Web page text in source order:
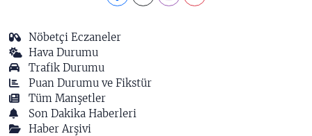
Nöbetçi Eczaneler
Hava Durumu
Trafik Durumu
Puan Durumu ve Fikstür
Tüm Manşetler
Son Dakika Haberleri
Haber Arşivi